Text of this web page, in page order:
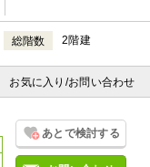
総階数 2階建
お気に入り /お問い合わせ
あとで検討する